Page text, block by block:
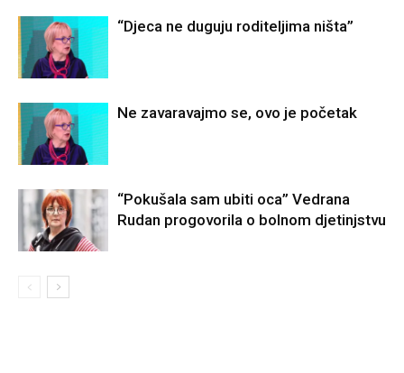
“Djeca ne duguju roditeljima ništa”
Ne zavaravajmo se, ovo je početak
“Pokušala sam ubiti oca” Vedrana
Rudan progovorila o bolnom djetinjstvu